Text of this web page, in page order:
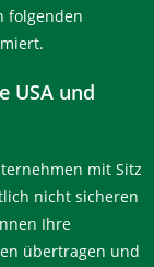
folgenden
USA und
mit Sitz
nicht sicheren
Ihre
übertragen und